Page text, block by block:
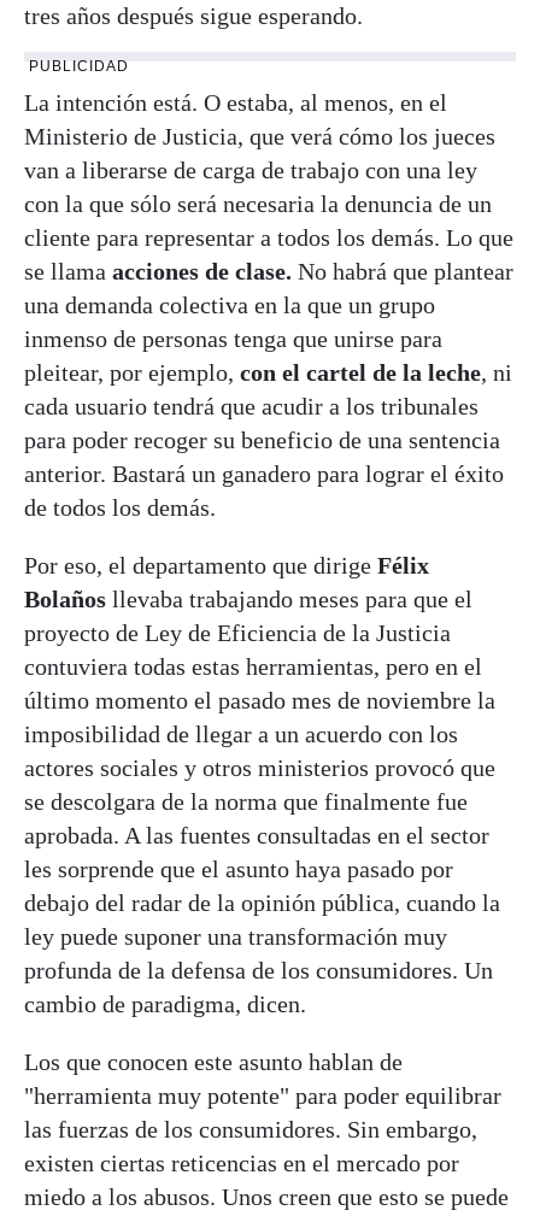
tres años después sigue esperando.
PUBLICIDAD
La intención está. O estaba, al menos, en el
Ministerio de Justicia, que verá cómo los jueces
van a liberarse de carga de trabajo con una ley
con la que sólo será necesaria la denuncia de un
cliente para representar a todos los demás. Lo que
se llama acciones de clase. No habrá que plantear
una demanda colectiva en la que un grupo
inmenso de personas tenga que unirse para
pleitear, por ejemplo, con el cartel de la leche, ni
cada usuario tendrá que acudir a los tribunales
para poder recoger su beneficio de una sentencia
anterior. Bastará un ganadero para lograr el éxito
de todos los demás.
Por eso, el departamento que dirige Félix
Bolaños llevaba trabajando meses para que el
proyecto de Ley de Eficiencia de la Justicia
contuviera todas estas herramientas, pero en el
último momento el pasado mes de noviembre la
imposibilidad de llegar a un acuerdo con los
actores sociales y otros ministerios provocó que
se descolgara de la norma que finalmente fue
aprobada. A las fuentes consultadas en el sector
les sorprende que el asunto haya pasado por
debajo del radar de la opinión pública, cuando la
ley puede suponer una transformación muy
profunda de la defensa de los consumidores. Un
cambio de paradigma, dicen.
Los que conocen este asunto hablan de
"herramienta muy potente" para poder equilibrar
las fuerzas de los consumidores. Sin embargo,
existen ciertas reticencias en el mercado por
miedo a los abusos. Unos creen que esto se puede